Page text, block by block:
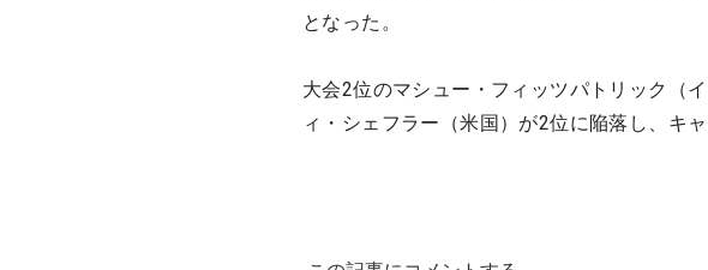
となった。
大会2位のマシュー・フィッツパトリック（
ィ・シェフラー（米国）が2位に陥落し、キ